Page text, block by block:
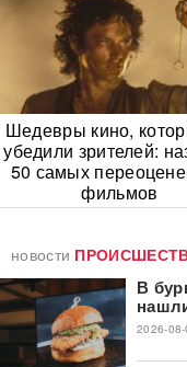
Шедевры кино,
убедили зрителей:
50 самых
фильмов
новости
В
2026-